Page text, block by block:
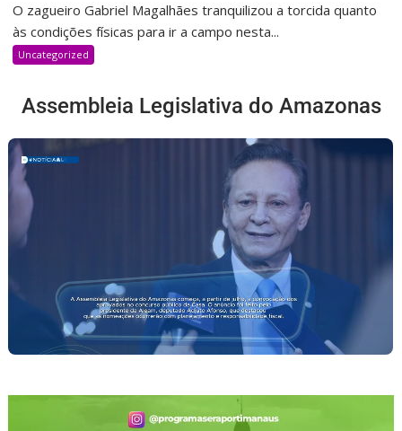
O zagueiro Gabriel Magalhães tranquilizou a torcida quanto
às condições físicas para ir a campo nesta...
Uncategorized
Assembleia Legislativa do Amazonas